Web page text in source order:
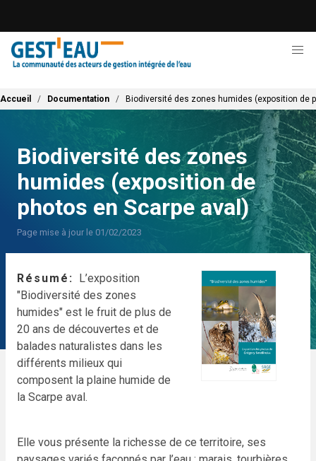
contenu
principal
Fil d'Ariane
Accueil Documentation Biodiversité des zones humides (exposition de
Biodiversité des zones
humides (exposition de
photos en Scarpe aval)
Page mise à jour le 01/02/2023
Résumé
L’exposition
"Biodiversité des zones
humides" est le fruit de plus de
20 ans de découvertes et de
balades naturalistes dans les
différents milieux qui
composent la plaine humide de
la Scarpe aval.
Elle vous présente la richesse de ce territoire, ses